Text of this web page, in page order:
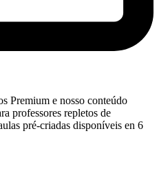
Premium e nosso conteúdo
professores repletos de
pré-criadas disponíveis en 6